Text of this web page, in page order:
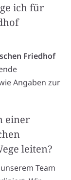
ich für
Friedhof
Angaben zur
einer
leiten?
Team